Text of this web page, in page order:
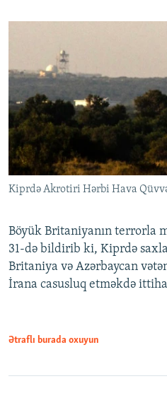
Kiprdə Akrotiri Hərbi Hava
Böyük Britaniyanın terrorla
31-də bildirib ki, Kiprdə
Britaniya və Azərbaycan
İrana casusluq etməkdə
Ətraflı burada oxuyun